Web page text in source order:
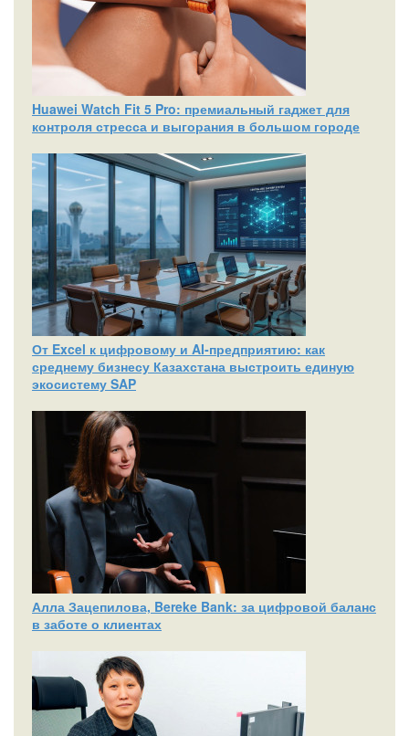
Huawei Watch Fit 5 Pro: премиальный гаджет для
контроля стресса и выгорания в большом городе
От Excel к цифровому и AI‑предприятию: как
среднему бизнесу Казахстана выстроить единую
экосистему SAP
Алла Зацепилова, Bereke Bank: за цифровой баланс
в заботе о клиентах